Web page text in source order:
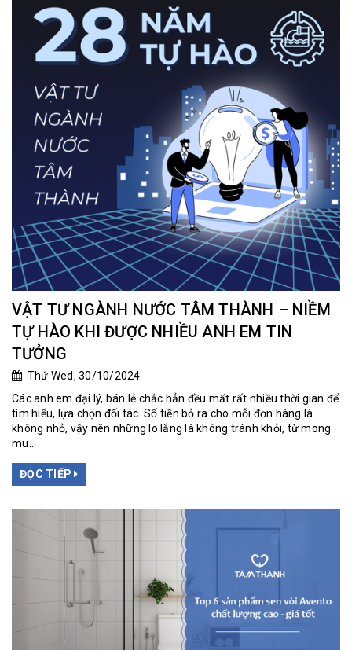
VẬT TƯ NGÀNH NƯỚC TÂM THÀNH – NIỀM
TỰ HÀO KHI ĐƯỢC NHIỀU ANH EM TIN
TƯỞNG
Thứ Wed, 30/10/2024
Các anh em đại lý, bán lẻ chắc hẳn đều mất rất nhiều thời gian để
tìm hiểu, lựa chọn đối tác. Số tiền bỏ ra cho mỗi đơn hàng là
không nhỏ, vậy nên những lo lắng là không tránh khỏi, từ mong
mu...
ĐỌC TIẾP